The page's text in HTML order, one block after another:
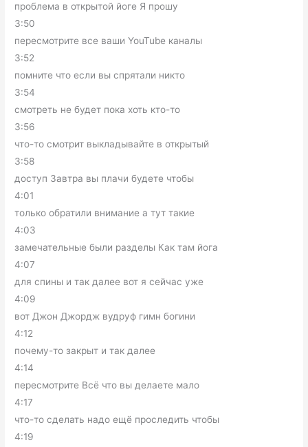
проблема в открытой йоге Я прошу
3:50
пересмотрите все ваши YouTube каналы
3:52
помните что если вы спрятали никто
3:54
смотреть не будет пока хоть кто-то
3:56
что-то смотрит выкладывайте в открытый
3:58
доступ Завтра вы плачи будете чтобы
4:01
только обратили внимание а тут такие
4:03
замечательные были разделы Как там йога
4:07
для спины и так далее вот я сейчас уже
4:09
вот Джон Джордж вудруф гимн богини
4:12
почему-то закрыт и так далее
4:14
пересмотрите Всё что вы делаете мало
4:17
что-то сделать надо ещё проследить чтобы
4:19